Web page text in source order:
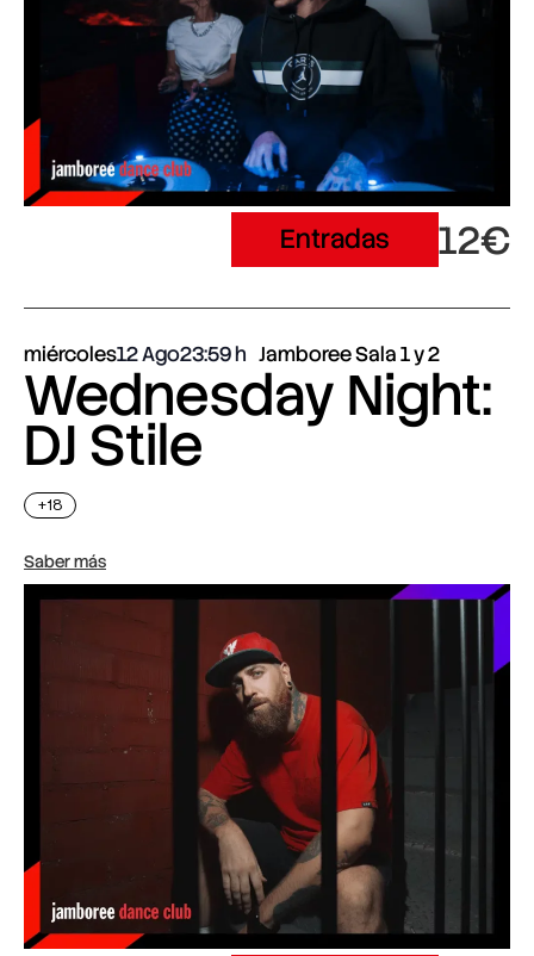
Entradas 12€
miércoles12 Ago23:59 Jamboree Sala 1 y 2
Wednesday Night:
DJ Stile
+18
Saber más